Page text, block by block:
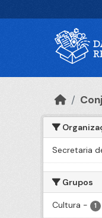
Secretaria
Grupos
Cultura - 1